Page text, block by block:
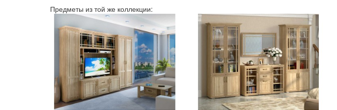
Предметы из той же коллекции: